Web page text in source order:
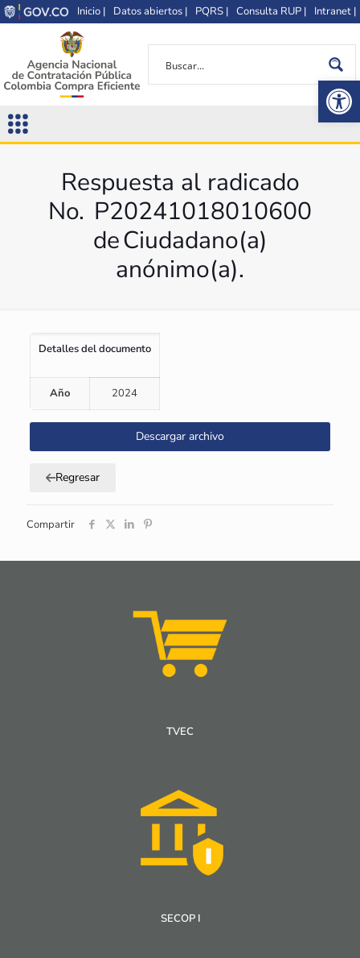
Inicio | Datos abiertos | PQRS | Consulta RUP | Intranet |
Respuesta al radicado
No. P20241018010600
de Ciudadano(a)
anónimo(a).
Detalles del documento
Año 2024
Descargar archivo
Regresar
Compartir
TVEC
SECOP I